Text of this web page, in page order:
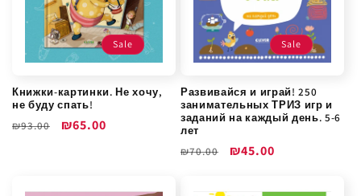
Sale
Книжки-картинки. Не хочу,
не буду спать!
Обычная
₪93.00
Цена
₪65.00
Sale
Развивайся и играй! 250
занимательных ТРИЗ игр и
заданий на каждый день. 5-6
лет
Обычная
₪70.00
Цена
скидкой
₪45.00